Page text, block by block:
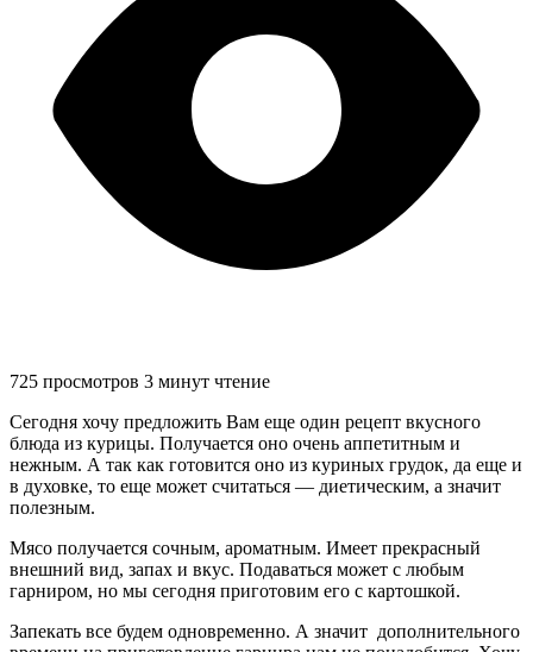
725 просмотров 3 минут чтение
Сегодня хочу предложить Вам еще один рецепт вкусного
блюда из курицы. Получается оно очень аппетитным и
нежным. А так как готовится оно из куриных грудок, да еще и
в духовке, то еще может считаться — диетическим, а значит
полезным.
Мясо получается сочным, ароматным. Имеет прекрасный
внешний вид, запах и вкус. Подаваться может с любым
гарниром, но мы сегодня приготовим его с картошкой.
Запекать все будем одновременно. А значит дополнительного